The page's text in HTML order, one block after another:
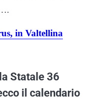
in Valtellina
Statale 36
il calendario